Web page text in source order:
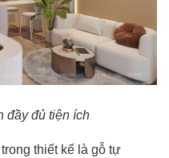
đầy đủ tiện ích
thiết kế là gỗ tự